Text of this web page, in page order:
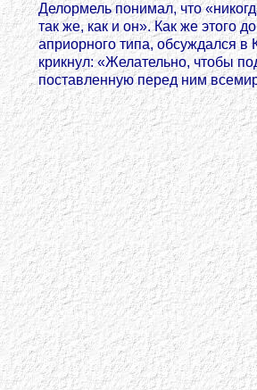
Делормель понимал, что
так же, как и он». Как же этого
априорного типа, обсуждался в
крикнул: «Желательно, чтобы
поставленную перед ним